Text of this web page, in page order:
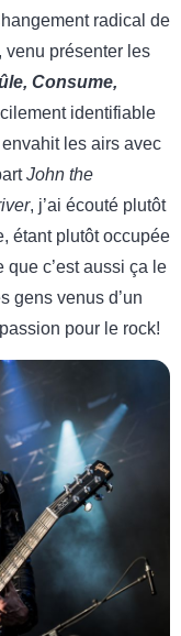
radical de
, venu présenter les
Consume,
identifiable
les airs avec
John the
, j’ai écouté plutôt
étant plutôt occupée
c’est aussi ça le
gens venus d’un
pour le rock!